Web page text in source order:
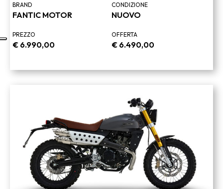
BRAND
FANTIC MOTOR
CONDIZIONE
NUOVO
PREZZO
€ 6.990,00
OFFERTA
€ 6.490,00